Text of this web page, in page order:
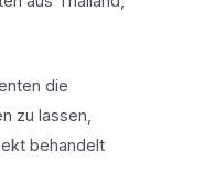
die
zu lassen,
behandelt